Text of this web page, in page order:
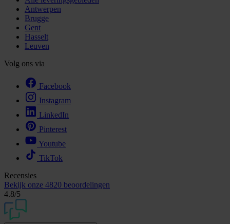
Antwerpen
Brugge
Gent
Hasselt
Leuven
Volg ons via
Facebook
Instagram
LinkedIn
Pinterest
Youtube
TikTok
Recensies
Bekijk onze 4820 beoordelingen
4.8/5